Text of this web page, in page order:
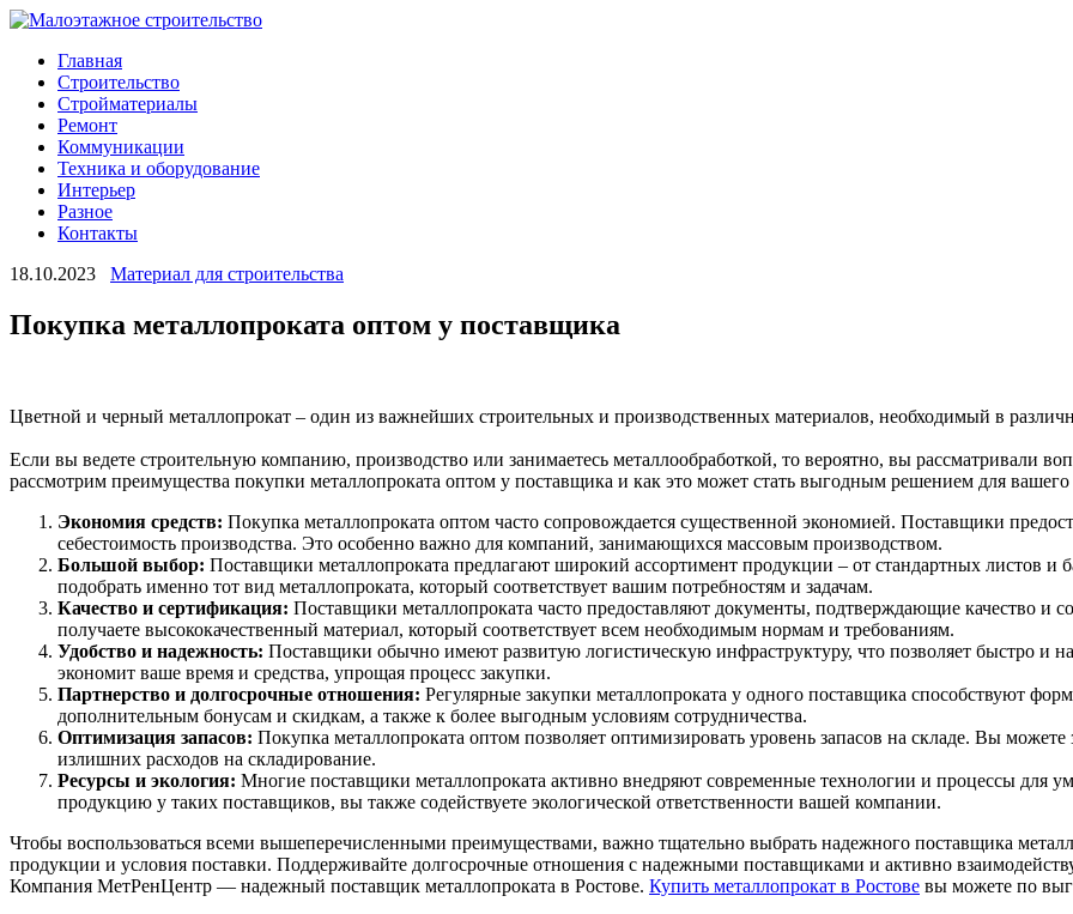
Главная
Строительство
Стройматериалы
Ремонт
Коммуникации
Техника и оборудование
Интерьер
Разное
Контакты
18.10.2023
Материал для строительства
Покупка металлопроката оптом у поставщика
Цветной и черный металлопрокат – один из важнейших строительных и производственных материалов, необходимый в
Если вы ведете строительную компанию, производство или занимаетесь металлообработкой, то вероятно, вы рассматривали
рассмотрим преимущества покупки металлопроката оптом у поставщика и как это может стать выгодным решением для вашего
Экономия средств: Покупка металлопроката оптом часто сопровождается существенной экономией. Поставщики
себестоимость производства. Это особенно важно для компаний, занимающихся массовым производством.
Большой выбор: Поставщики металлопроката предлагают широкий ассортимент продукции – от стандартных листов и
подобрать именно тот вид металлопроката, который соответствует вашим потребностям и задачам.
Качество и сертификация: Поставщики металлопроката часто предоставляют документы, подтверждающие качество и
получаете высококачественный материал, который соответствует всем необходимым нормам и требованиям.
Удобство и надежность: Поставщики обычно имеют развитую логистическую инфраструктуру, что позволяет быстро и
экономит ваше время и средства, упрощая процесс закупки.
Партнерство и долгосрочные отношения: Регулярные закупки металлопроката у одного поставщика способствуют
дополнительным бонусам и скидкам, а также к более выгодным условиям сотрудничества.
Оптимизация запасов: Покупка металлопроката оптом позволяет оптимизировать уровень запасов на складе. Вы
излишних расходов на складирование.
Ресурсы и экология: Многие поставщики металлопроката активно внедряют современные технологии и процессы для
продукцию у таких поставщиков, вы также содействуете экологической ответственности вашей компании.
Чтобы воспользоваться всеми вышеперечисленными преимуществами, важно тщательно выбрать надежного поставщика
продукции и условия поставки. Поддерживайте долгосрочные отношения с надежными поставщиками и активно
Компания МетРенЦентр — надежный поставщик металлопроката в Ростове. Купить металлопрокат в Ростове вы можете по